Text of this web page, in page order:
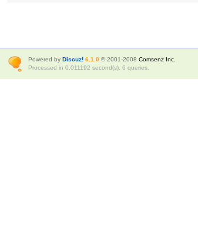
Powered byDiscuz! 6.1.0 © 2001-2008Comsenz Inc.
Processed in 0.011192 second(s), 6 queries.